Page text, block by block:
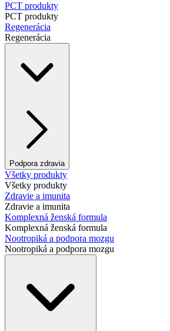
PCT produkty
PCT produkty
Regenerácia
Regenerácia
Podpora zdravia
Všetky produkty
Všetky produkty
Zdravie a imunita
Zdravie a imunita
Komplexná ženská formula
Komplexná ženská formula
Nootropiká a podpora mozgu
Nootropiká a podpora mozgu